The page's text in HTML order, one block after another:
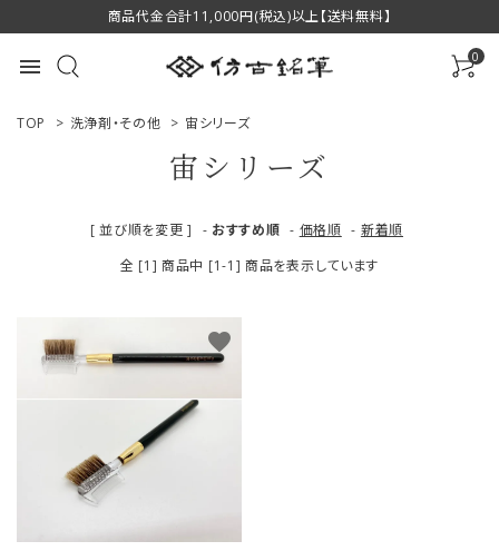
商品代金合計11,000円(税込)以上【送料無料】
menu 0
ACCOUNT MENU
商品一覧
私たちについて
TOP > 洗浄剤・その他 > 宙シリーズ
宙シリーズ
[ 並び順を変更 ] - おすすめ順 - 価格順 - 新着順
全 [1] 商品中 [1-1] 商品を表示しています
favorite